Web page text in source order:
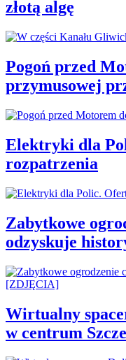
złotą algę
Pogoń przed
przymusowej
Elektryki dla
rozpatrzenia
Zabytkowe
odzyskuje
Wirtualny
w centrum